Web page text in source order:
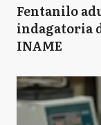
Fentanilo
indagatoria
INAME